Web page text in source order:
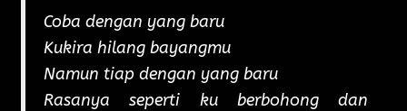
Coba dengan yang baru
Kukira hilang bayangmu
Namun tiap dengan yang baru
Rasanya seperti ku berbohong dan